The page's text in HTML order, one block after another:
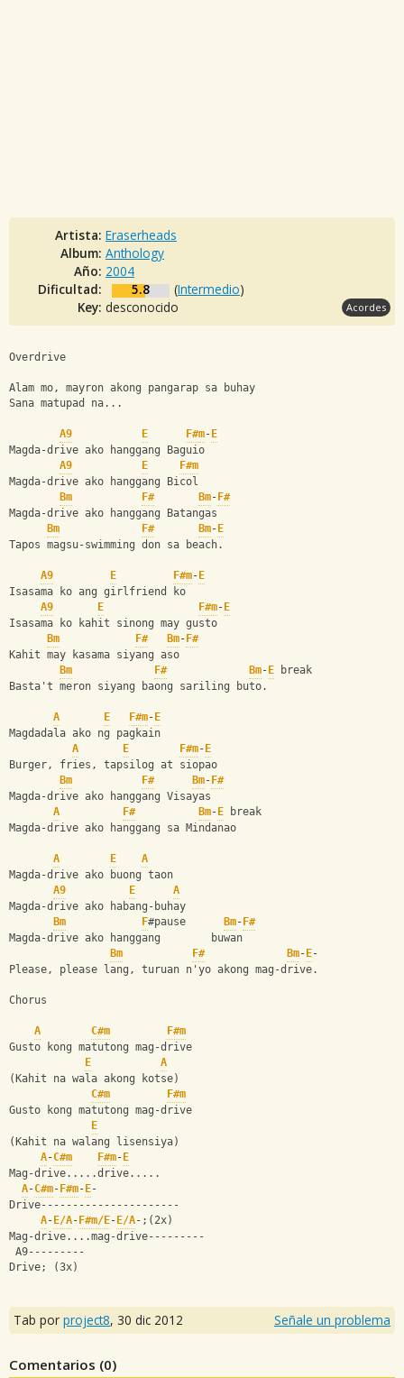
Artista: Eraserheads
Album: Anthology
Año: 2004
Dificultad:
5.8 (Intermedio)
Key: desconocido Acordes
Overdrive
Alam mo, mayron akong pangarap sa buhay
Sana matupad na...
A9 E F#m- E
Magda-drive ako hanggang Baguio
A9
E
F#m
Magda-drive ako hanggang Bicol
Bm
F# Bm- F#
Magda-drive ako hanggang Batangas
Bm
F# Bm- E
Tapos magsu-swimming don sa beach.
A9 E F#m- E
Isasama ko ang girlfriend ko
A9
E F#m- E
Isasama ko kahit sinong may gusto
Bm
F# Bm- F#
Kahit may kasama siyang aso
Bm
F# Bm- E break
Basta't meron siyang baong sariling buto.
A E F#m- E
Magdadala ako ng pagkain
A
E F#m- E
Burger, fries, tapsilog at siopao
Bm
F# Bm- F#
Magda-drive ako hanggang Visayas
A
F# Bm- E break
Magda-drive ako hanggang sa Mindanao
A E
A
Magda-drive ako buong taon
A9
E
A
Magda-drive ako habang-buhay
Bm
F#pause Bm- F#
Magda-drive ako hanggang        buwan
Bm
F# Bm- E-
Please, please lang, turuan n'yo akong mag-drive.
Chorus
A C#m
F#m
Gusto kong matutong mag-drive
E
A
(Kahit na wala akong kotse)
C#m
F#m
Gusto kong matutong mag-drive
E
(Kahit na walang lisensiya)
A-C#m F#m- E
Mag-drive.....drive.....
A-C#m- F#m- E-
Drive----------------------
A- E/A- F#m/E- E/A-;(2x)
Mag-drive....mag-drive---------
A9---------
Drive; (3x)
Tab por project8, 30 dic 2012 Señale un problema
Comentarios (0)